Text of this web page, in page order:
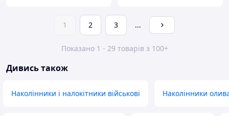
1 2 3 ...
Показано 1 - 29 товарів з 100+
Дивись також
Наколінники і налокітники військові Наколінники